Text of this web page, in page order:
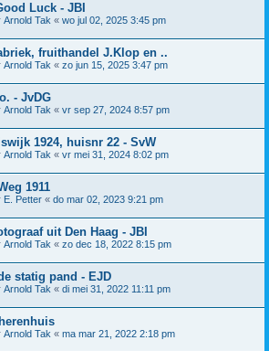
Luck - JBI
Arnold Tak « wo jul 02, 2025 3:45 pm
fruithandel J.Klop en ..
Arnold Tak « zo jun 15, 2025 3:47 pm
- JvDG
Arnold Tak « vr sep 27, 2024 8:57 pm
1924, huisnr 22 - SvW
Arnold Tak « vr mei 31, 2024 8:02 pm
1911
E. Petter « do mar 02, 2023 9:21 pm
uit Den Haag - JBI
Arnold Tak « zo dec 18, 2022 8:15 pm
statig pand - EJD
Arnold Tak « di mei 31, 2022 11:11 pm
Arnold Tak « ma mar 21, 2022 2:18 pm